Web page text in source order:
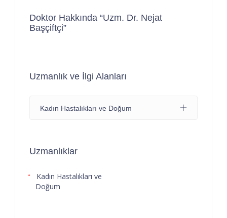
Doktor Hakkında “Uzm. Dr. Nejat
Başçiftçi”
Uzmanlık ve İlgi Alanları
Kadın Hastalıkları ve Doğum
Uzmanlıklar
Kadın Hastalıkları ve
Doğum